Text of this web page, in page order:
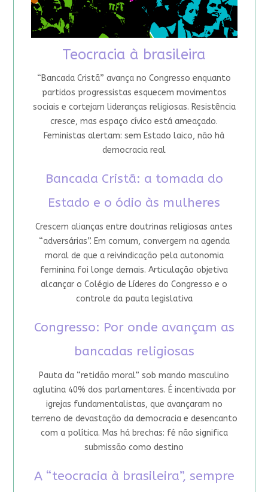
Teocracia à brasileira
“Bancada Cristã” avança no Congresso enquanto
partidos progressistas esquecem movimentos
sociais e cortejam lideranças religiosas. Resistência
cresce, mas espaço cívico está ameaçado.
Feministas alertam: sem Estado laico, não há
democracia real
Bancada Cristã: a tomada do
Estado e o ódio às mulheres
Crescem alianças entre doutrinas religiosas antes
“adversárias”. Em comum, convergem na agenda
moral de que a reivindicação pela autonomia
feminina foi longe demais. Articulação objetiva
alcançar o Colégio de Líderes do Congresso e o
controle da pauta legislativa
Congresso: Por onde avançam as
bancadas religiosas
Pauta da “retidão moral” sob mando masculino
aglutina 40% dos parlamentares. É incentivada por
igrejas fundamentalistas, que avançaram no
terreno de devastação da democracia e desencanto
com a política. Mas há brechas: fé não significa
submissão como destino
A “teocracia à brasileira”, sempre